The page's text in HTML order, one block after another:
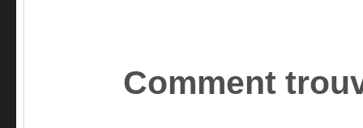
Comment